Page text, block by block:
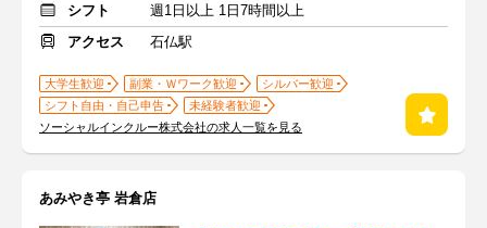
シフト
週1日以上 1日7時間以上
アクセス
石仏駅
大学生歓迎 副業・Ｗワーク歓迎
シルバー歓迎
シフト自由・自己申告
未経験者歓迎
ソーシャルインクルー株式会社の求人一覧を見る
あみやき亭 岩倉店